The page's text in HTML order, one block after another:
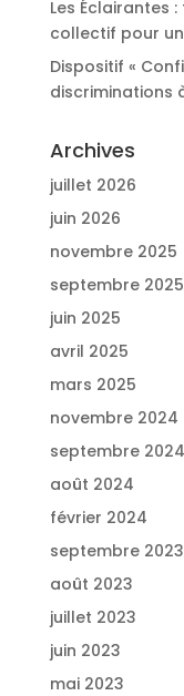
Les Éclairantes
collectif pour
Dispositif «
discriminations
Archives
juillet 2026
juin 2026
novembre 2025
septembre 2025
juin 2025
avril 2025
mars 2025
novembre 2024
septembre 2024
août 2024
février 2024
septembre 2023
août 2023
juillet 2023
juin 2023
mai 2023